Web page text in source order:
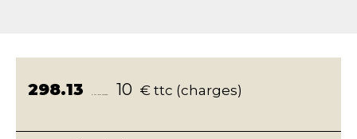
298.13 10 € ttc (charges)